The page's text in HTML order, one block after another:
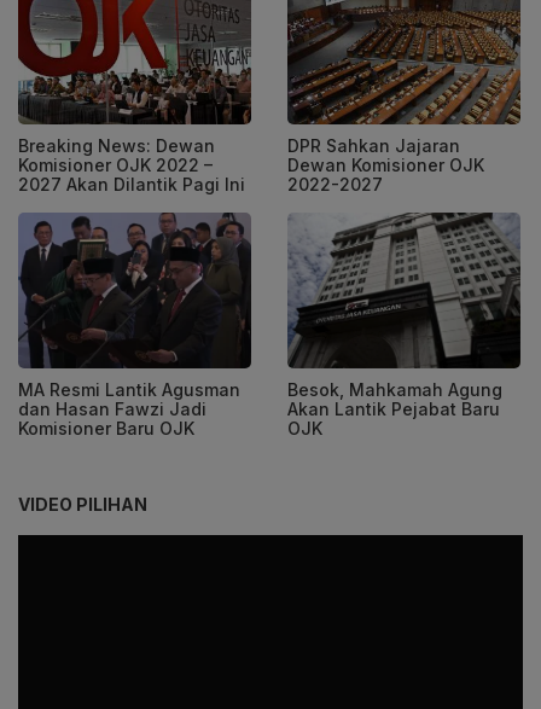
Breaking News: Dewan
Komisioner OJK 2022 –
2027 Akan Dilantik Pagi Ini
DPR Sahkan Jajaran
Dewan Komisioner OJK
2022-2027
MA Resmi Lantik Agusman
dan Hasan Fawzi Jadi
Komisioner Baru OJK
Besok, Mahkamah Agung
Akan Lantik Pejabat Baru
OJK
VIDEO PILIHAN